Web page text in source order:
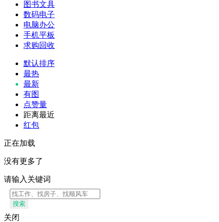
图书文具
数码电子
电脑办公
手机平板
求购回收
默认排序
最热
最新
有图
点赞量
距离最近
红包
正在加载
没有更多了
请输入关键词
搜索
关闭